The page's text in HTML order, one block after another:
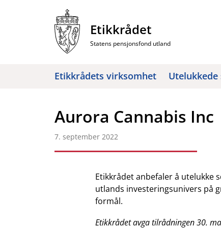
Etikkrådet
Statens pensjonsfond utland
Etikkrådets virksomhet Utelukkede
Aurora Cannabis Inc
7. september 2022
Etikkrådet anbefaler å utelukke
utlands investeringsunivers på
formål.
Etikkrådet avga tilrådningen 30.